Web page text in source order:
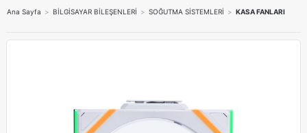
Ana Sayfa > BİLGİSAYAR BİLEŞENLERİ > SOĞUTMA SİSTEMLERİ > KASA FANLARI